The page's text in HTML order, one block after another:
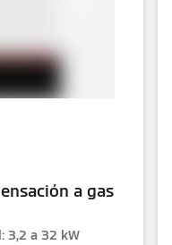
a gas
3,2 a 32 kW